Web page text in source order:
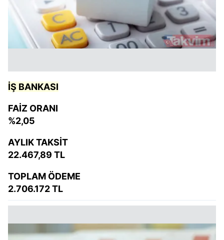
İŞ BANKASI
FAİZ ORANI
%2,05
AYLIK TAKSİT
22.467,89 TL
TOPLAM ÖDEME
2.706.172 TL